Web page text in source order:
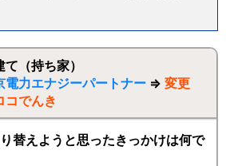
（持ち家）
電力エナジーパートナー⇒ 変更
コでんき
替えようと思ったきっかけは何で